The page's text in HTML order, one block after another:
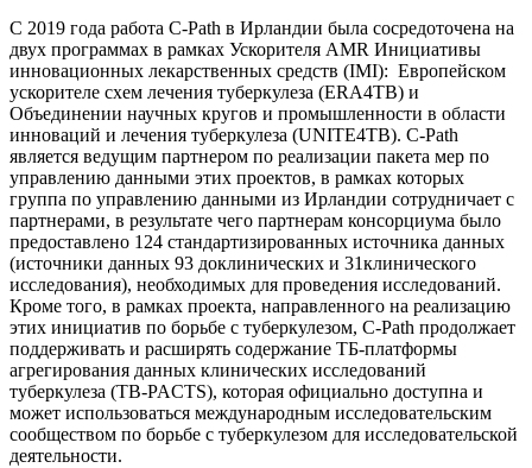
С 2019 года работа C-Path в Ирландии была сосредоточена на
двух программах в рамках Ускорителя AMR Инициативы
инновационных лекарственных средств (IMI): Европейском
ускорителе схем лечения туберкулеза (ERA4TB) и
Объединении научных кругов и промышленности в области
инноваций и лечения туберкулеза (UNITE4TB). C-Path
является ведущим партнером по реализации пакета мер по
управлению данными этих проектов, в рамках которых
группа по управлению данными из Ирландии сотрудничает с
партнерами, в результате чего партнерам консорциума было
предоставлено 124 стандартизированных источника данных
(источники данных 93 доклинических и 31клинического
исследования), необходимых для проведения исследований.
Кроме того, в рамках проекта, направленного на реализацию
этих инициатив по борьбе с туберкулезом, C-Path продолжает
поддерживать и расширять содержание TБ-платформы
агрегирования данных клинических исследований
туберкулеза (TB-PACTS), которая официально доступна и
может использоваться международным исследовательским
сообществом по борьбе с туберкулезом для исследовательской
деятельности.